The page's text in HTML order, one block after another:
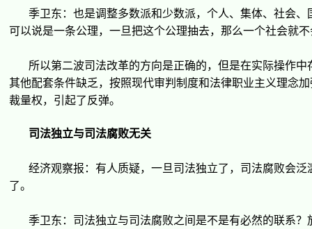
季卫东 ：也是调整多数派和少数派，个人、集体、社会、
可以说是一条公理，一旦把这个公理抽去，那么一个社会就
所以第二波司法改革的方向是正确的，但是在实际操作中
其他配套条件缺乏，按照现代审判制度和法律职业主义理念加
裁量权，引起了反弹。
司法独立与司法腐败无关
经济观察报 ：有人质疑，一旦司法独立了，司法腐败会泛
了。
季卫东 ：司法独立与司法腐败之间 是不是有必然的联系？